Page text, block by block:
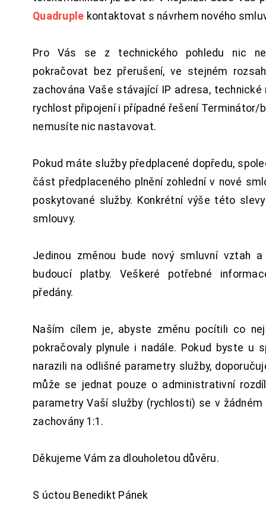
Quadruple kontaktovat s návrhem nového
Pro Vás se z technického pohledu nic
pokračovat bez přerušení, ve stejném
zachována Vaše stávající IP adresa, technické
rychlost připojení i případné řešení Terminátor/
nemusíte nic nastavovat.
Pokud máte služby předplacené dopředu,
část předplaceného plnění zohlední v nové
poskytované služby. Konkrétní výše této
smlouvy.
Jedinou změnou bude nový smluvní vztah
budoucí platby. Veškeré potřebné
předány.
Naším cílem je, abyste změnu pocítili co
pokračovaly plynule i nadále. Pokud byste u
narazili na odlišné parametry služby,
může se jednat pouze o administrativní
parametry Vaší služby (rychlosti) se v
zachovány 1:1.
Děkujeme Vám za dlouholetou důvěru.
S úctou Benedikt Pánek